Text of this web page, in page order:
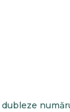
dubleze